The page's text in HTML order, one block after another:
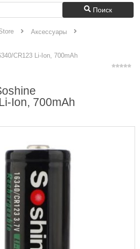
Поиск
Аксессуары
CR123 Li-Ion, 700mAh
Ion, 700mAh